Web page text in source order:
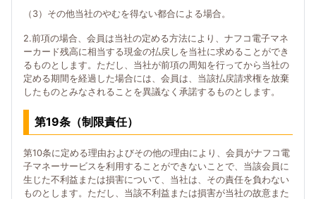
（3）その他当社のやむを得ない都合による場合。
2.前項の場合、会員は当社の定める方法により、ナフコ電子マネ
ーカード残高に相当する現金の払戻しを当社に求めることができ
るものとします。ただし、当社が前項の周知を行ってから当社の
定める期間を経過した場合には、会員は、当該払戻請求権を放棄
したものとみなされることを異議なく承諾するものとします。
第19条（制限責任）
第10条に定める理由およびその他の理由により、会員がナフコ電
子マネーサービスを利用することができないことで、当該会員に
生じた不利益または損害について、当社は、その責任を負わない
ものとします。ただし、当該不利益または損害が当社の故意また